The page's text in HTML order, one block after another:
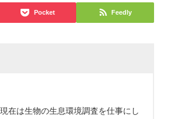
Pocket Feedly
在は生物の生息環境調査を仕事にし